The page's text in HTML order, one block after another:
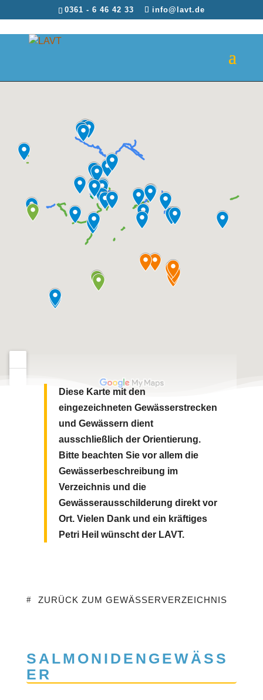
0361 - 6 46 42 33 info@lavt.de
Diese Karte mit den
eingezeichneten Gewässerstrecken
und Gewässern dient
ausschließlich der Orientierung.
Bitte beachten Sie vor allem die
Gewässerbeschreibung im
Verzeichnis und die
Gewässerausschilderung direkt vor
Ort. Vielen Dank und ein kräftiges
Petri Heil wünscht der LAVT.
ZURÜCK ZUM GEWÄSSERVERZEICHNIS
SALMONIDENGEWÄSS
ER